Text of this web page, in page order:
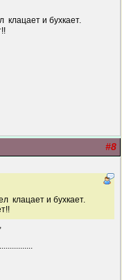
клацает и бухкает.
#8
клацает и бухкает.